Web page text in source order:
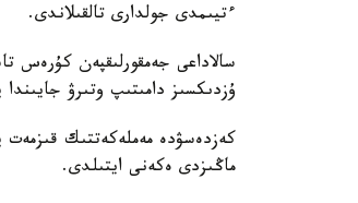
ءتيىمدى جولدارى تالقىلاندى.
سالاداعى جەمقورلىقپەن كۇرەس
ۇزدىكسىز دامىتىپ وتىرۋ جايىندا
كەزدەسۋدە مەملەكەتتىك قىزمەت
ماڭىزدى ەكەنى ايتىلدى.